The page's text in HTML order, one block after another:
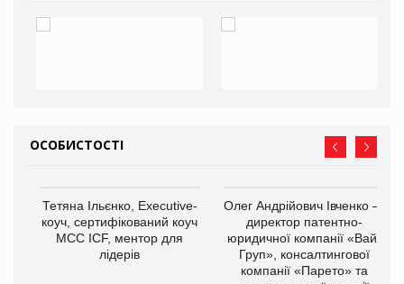
ОСОБИСТОСТІ
Тетяна Ільєнко, Executive-
коуч, сертифікований коуч
МСС ICF, ментор для
лідерів
Олег Андрійович Івченко —
директор патентно-
юридичної компанії «Вайз
Груп», консалтингової
компанії «Парето» та